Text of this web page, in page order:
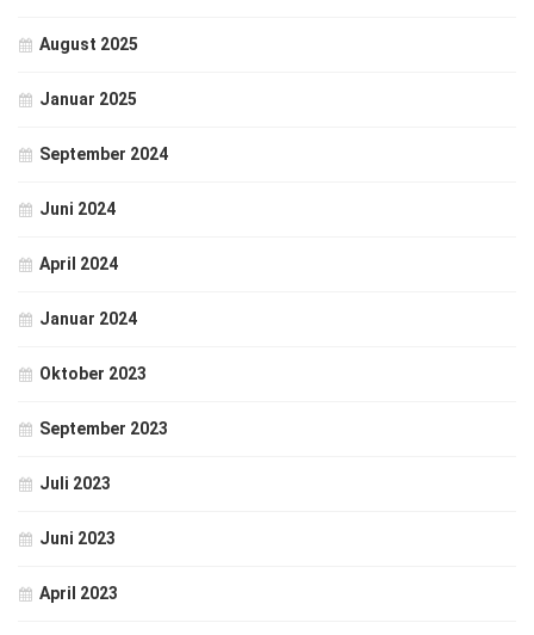
August 2025
Januar 2025
September 2024
Juni 2024
April 2024
Januar 2024
Oktober 2023
September 2023
Juli 2023
Juni 2023
April 2023